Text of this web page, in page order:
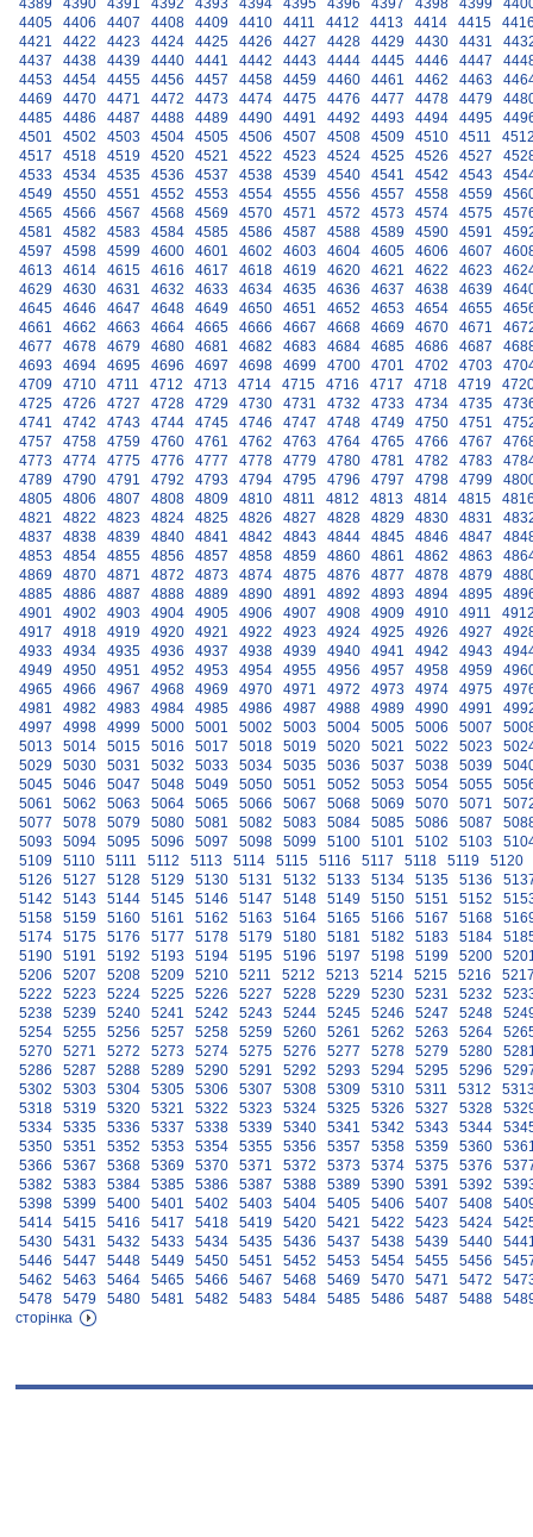
4389 4390 4391 4392 4393 4394 4395 4396 4397 4398 4399
4405
4406 4407 4408 4409 4410 4411 4412 4413 4414 4415
4421
4422 4423 4424 4425 4426 4427 4428 4429 4430 4431
4437
4438 4439 4440 4441 4442 4443 4444 4445 4446 4447
4453
4454 4455 4456 4457 4458 4459 4460 4461 4462 4463
4469
4470 4471 4472 4473 4474 4475 4476 4477 4478 4479
4485
4486 4487 4488 4489 4490 4491 4492 4493 4494 4495
4501
4502 4503 4504 4505 4506 4507 4508 4509 4510 4511
4517
4518 4519 4520 4521 4522 4523 4524 4525 4526 4527
4533
4534 4535 4536 4537 4538 4539 4540 4541 4542 4543
4549
4550 4551 4552 4553 4554 4555 4556 4557 4558 4559
4565
4566 4567 4568 4569 4570 4571 4572 4573 4574 4575
4581
4582 4583 4584 4585 4586 4587 4588 4589 4590 4591
4597
4598 4599 4600 4601 4602 4603 4604 4605 4606 4607
4613
4614 4615 4616 4617 4618 4619 4620 4621 4622 4623
4629
4630 4631 4632 4633 4634 4635 4636 4637 4638 4639
4645
4646 4647 4648 4649 4650 4651 4652 4653 4654 4655
4661
4662 4663 4664 4665 4666 4667 4668 4669 4670 4671
4677
4678 4679 4680 4681 4682 4683 4684 4685 4686 4687
4693
4694 4695 4696 4697 4698 4699 4700 4701 4702 4703
4709
4710 4711 4712 4713 4714 4715 4716 4717 4718 4719
4725
4726 4727 4728 4729 4730 4731 4732 4733 4734 4735
4741
4742 4743 4744 4745 4746 4747 4748 4749 4750 4751
4757
4758 4759 4760 4761 4762 4763 4764 4765 4766 4767
4773
4774 4775 4776 4777 4778 4779 4780 4781 4782 4783
4789
4790 4791 4792 4793 4794 4795 4796 4797 4798 4799
4805
4806 4807 4808 4809 4810 4811 4812 4813 4814 4815
4821
4822 4823 4824 4825 4826 4827 4828 4829 4830 4831
4837
4838 4839 4840 4841 4842 4843 4844 4845 4846 4847
4853
4854 4855 4856 4857 4858 4859 4860 4861 4862 4863
4869
4870 4871 4872 4873 4874 4875 4876 4877 4878 4879
4885
4886 4887 4888 4889 4890 4891 4892 4893 4894 4895
4901
4902 4903 4904 4905 4906 4907 4908 4909 4910 4911
4917
4918 4919 4920 4921 4922 4923 4924 4925 4926 4927
4933
4934 4935 4936 4937 4938 4939 4940 4941 4942 4943
4949
4950 4951 4952 4953 4954 4955 4956 4957 4958 4959
4965
4966 4967 4968 4969 4970 4971 4972 4973 4974 4975
4981
4982 4983 4984 4985 4986 4987 4988 4989 4990 4991
4997
4998 4999 5000 5001 5002 5003 5004 5005 5006 5007
5013
5014 5015 5016 5017 5018 5019 5020 5021 5022 5023
5029
5030 5031 5032 5033 5034 5035 5036 5037 5038 5039
5045
5046 5047 5048 5049 5050 5051 5052 5053 5054 5055
5061
5062 5063 5064 5065 5066 5067 5068 5069 5070 5071
5077
5078 5079 5080 5081 5082 5083 5084 5085 5086 5087
5093
5094 5095 5096 5097 5098 5099 5100 5101 5102 5103
5109
5110 5111 5112 5113 5114 5115 5116 5117 5118 5119
5120
5126
5127 5128 5129 5130 5131 5132 5133 5134 5135 5136
5142
5143 5144 5145 5146 5147 5148 5149 5150 5151 5152
5158
5159 5160 5161 5162 5163 5164 5165 5166 5167 5168
5174
5175 5176 5177 5178 5179 5180 5181 5182 5183 5184
5190
5191 5192 5193 5194 5195 5196 5197 5198 5199 5200
5206
5207 5208 5209 5210 5211 5212 5213 5214 5215 5216
5222
5223 5224 5225 5226 5227 5228 5229 5230 5231 5232
5238
5239 5240 5241 5242 5243 5244 5245 5246 5247 5248
5254
5255 5256 5257 5258 5259 5260 5261 5262 5263 5264
5270
5271 5272 5273 5274 5275 5276 5277 5278 5279 5280
5286
5287 5288 5289 5290 5291 5292 5293 5294 5295 5296
5302
5303 5304 5305 5306 5307 5308 5309 5310 5311 5312
5318
5319 5320 5321 5322 5323 5324 5325 5326 5327 5328
5334
5335 5336 5337 5338 5339 5340 5341 5342 5343 5344
5350
5351 5352 5353 5354 5355 5356 5357 5358 5359 5360
5366
5367 5368 5369 5370 5371 5372 5373 5374 5375 5376
5382
5383 5384 5385 5386 5387 5388 5389 5390 5391 5392
5398
5399 5400 5401 5402 5403 5404 5405 5406 5407 5408
5414
5415 5416 5417 5418 5419 5420 5421 5422 5423 5424
5430
5431 5432 5433 5434 5435 5436 5437 5438 5439 5440
5446
5447 5448 5449 5450 5451 5452 5453 5454 5455 5456
5462
5463 5464 5465 5466 5467 5468 5469 5470 5471 5472
5478
5479 5480 5481 5482 5483 5484 5485 5486 5487 5488
сторінка